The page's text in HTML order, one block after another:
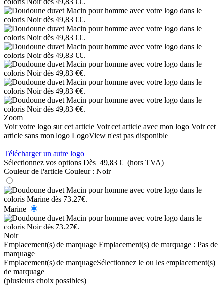
Zoom
Voir votre logo sur cet article Voir cet article avec mon logo Voir cet
article sans mon logo LogoView n'est pas disponible
Télécharger un autre logo
Sélectionnez vos options Dès 49,83 € (hors TVA)
Couleur de l'article Couleur : Noir
Marine
Noir
Emplacement(s) de marquage Emplacement(s) de marquage : Pas de
marquage
Emplacement(s) de marquageSélectionnez le ou les emplacement(s)
de marquage
(plusieurs choix possibles)